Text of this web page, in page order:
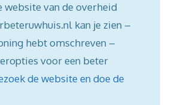
website van de overheid
kan je zien –
hebt omschreven –
voor een beter
de website en doe de